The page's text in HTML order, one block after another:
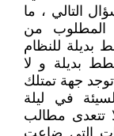
التالي ، ما
المطلوب من
بديلة للنظام
بديلة و لا
جهة تمتلك
في ليلة
تتعدى مطالب